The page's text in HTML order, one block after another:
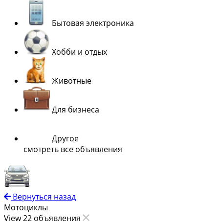
Бытовая электроника
Хобби и отдых
Животные
Для бизнеса
Другое
смотреть все объявления
Вернуться назад
Мотоциклы
View 22 объявления